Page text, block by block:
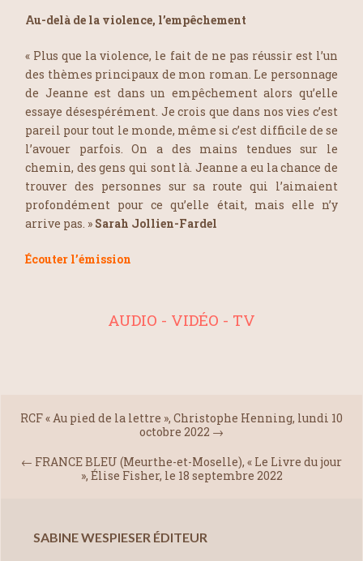
Au-delà de la violence, l’empêchement
« Plus que la violence, le fait de ne pas réussir est l’un
des thèmes principaux de mon roman. Le personnage
de Jeanne est dans un empêchement alors qu’elle
essaye désespérément. Je crois que dans nos vies c’est
pareil pour tout le monde, même si c’est difficile de se
l’avouer parfois. On a des mains tendues sur le
chemin, des gens qui sont là. Jeanne a eu la chance de
trouver des personnes sur sa route qui l’aimaient
profondément pour ce qu’elle était, mais elle n’y
arrive pas. » Sarah Jollien-Fardel
Écouter l’émission
AUDIO - VIDÉO - TV
RCF « Au pied de la lettre », Christophe Henning, lundi 10
octobre 2022 →
← FRANCE BLEU (Meurthe-et-Moselle), « Le Livre du jour
», Élise Fisher, le 18 septembre 2022
SABINE WESPIESER ÉDITEUR